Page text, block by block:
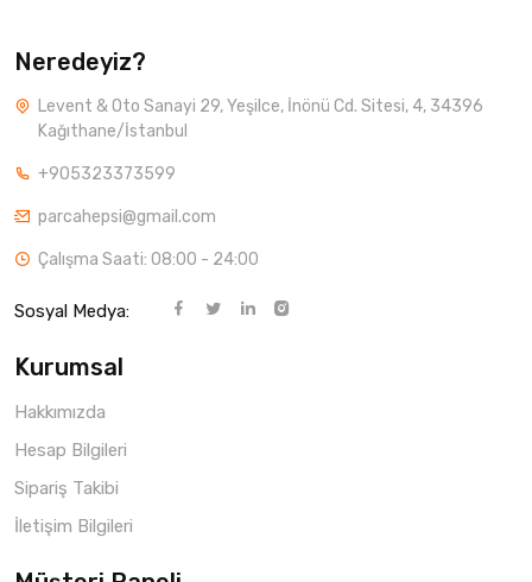
Neredeyiz?
Levent & Oto Sanayi 29, Yeşilce, İnönü Cd. Sitesi, 4, 34396
Kağıthane/İstanbul
+905323373599
parcahepsi@gmail.com
Çalışma Saati: 08:00 - 24:00
Sosyal Medya:
Kurumsal
Hakkımızda
Hesap Bilgileri
Sipariş Takibi
İletişim Bilgileri